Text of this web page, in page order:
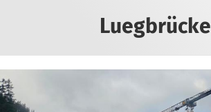
Luegbrücke